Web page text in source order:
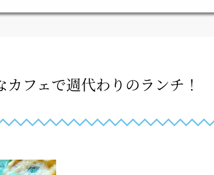
フェで週代わりのランチ！